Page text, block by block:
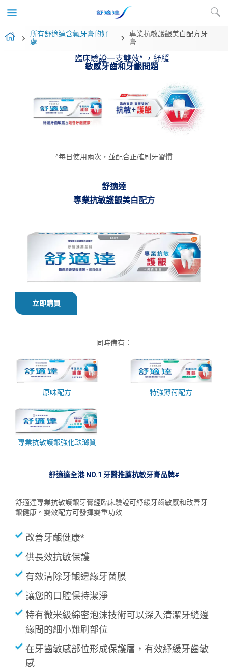
所有舒適達含氟牙膏的好
處
專業抗敏護齦美白配方牙
膏
臨床驗證一支雙效^ ，紓緩
敏感牙齒和牙齦問題
^每日使用兩次，並配合正確刷牙習慣​
舒適達
專業抗敏護齦美白配方
立即購買
同時備有：
原味配方 特強薄荷配方
專業抗敏護齦強化琺瑯質
舒適達全港 NO.1 牙醫推薦抗敏牙膏品牌#
舒適達專業抗敏護齦牙膏經臨床驗證可紓緩牙齒敏感和改善牙
齦健康。雙效配方可發揮雙重功效:
改善牙齦健康*
供長效抗敏保護
有效清除⽛齦邊緣牙菌膜
讓您的口腔保持潔淨
特有微米級綿密泡沫技術可以深入清潔牙縫邊
緣間的細小難刷部位
在牙齒敏感部位形成保護層，有效紓緩牙齒敏
感